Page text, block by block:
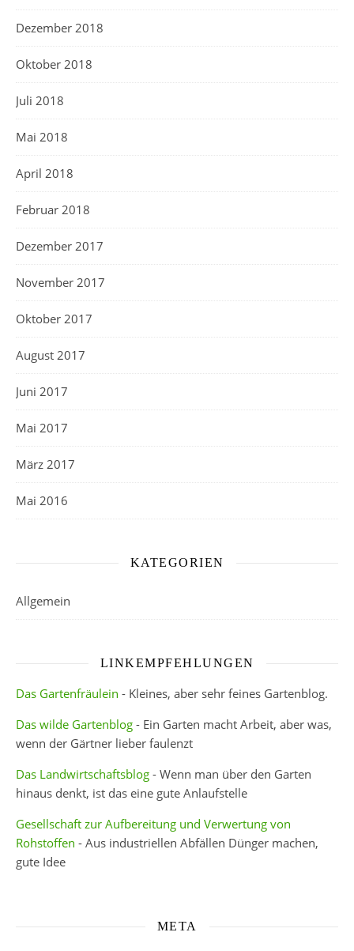
Dezember 2018
Oktober 2018
Juli 2018
Mai 2018
April 2018
Februar 2018
Dezember 2017
November 2017
Oktober 2017
August 2017
Juni 2017
Mai 2017
März 2017
Mai 2016
KATEGORIEN
Allgemein
LINKEMPFEHLUNGEN
Das Gartenfräulein - Kleines, aber sehr feines Gartenblog.
Das wilde Gartenblog - Ein Garten macht Arbeit, aber was,
wenn der Gärtner lieber faulenzt
Das Landwirtschaftsblog - Wenn man über den Garten
hinaus denkt, ist das eine gute Anlaufstelle
Gesellschaft zur Aufbereitung und Verwertung von
Rohstoffen - Aus industriellen Abfällen Dünger machen,
gute Idee
META